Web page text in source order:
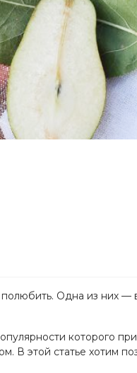
полюбить. Одна из них —
которого
В этой статье хотим